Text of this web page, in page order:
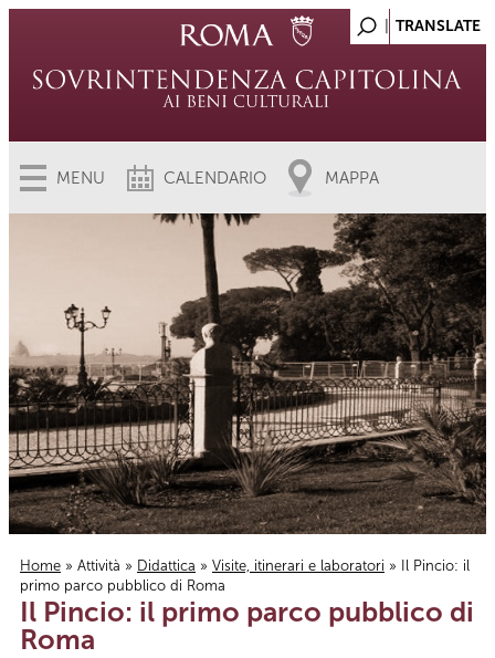
MENU CALENDARIO MAPPA
Tu sei qui
Home » Attività » Didattica » Visite, itinerari e laboratori » Il Pincio: il
primo parco pubblico di Roma
Il Pincio: il primo parco pubblico di
Roma